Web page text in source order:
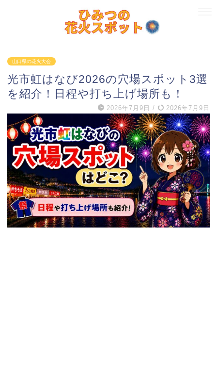
山口県の花火大会
光市虹はなび2026の穴場スポット3選
を紹介！日程や打ち上げ場所も！
2026年7月9日 / 2026年7月9日